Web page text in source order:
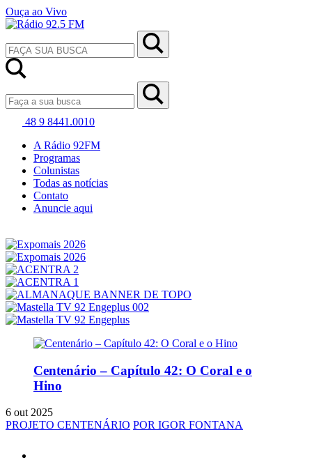
Ouça ao Vivo
48 9 8441.0010
A Rádio 92FM
Programas
Colunistas
Todas as notícias
Contato
Anuncie aqui
Centenário – Capítulo 42: O Coral e o
Hino
6 out 2025
PROJETO CENTENÁRIO POR IGOR FONTANA